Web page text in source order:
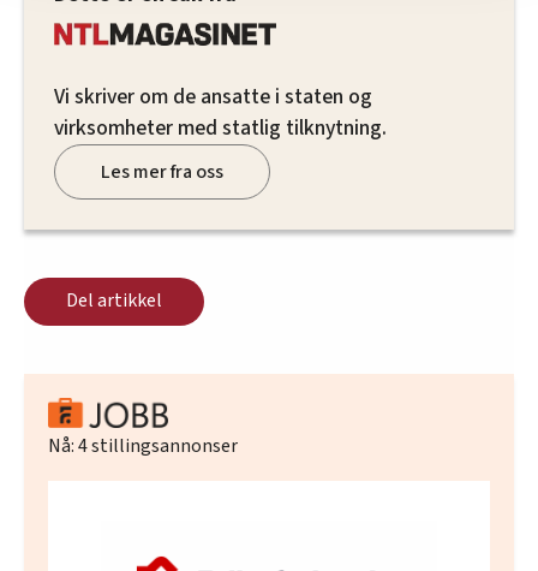
innenfor analyse og annonsering. Disse er angitt i
oversikten lengre ned på denne siden.
Vi skriver om de ansatte i staten og
virksomheter med statlig tilknytning.
Les mer fra oss
Del artikkel
Nå:4stillingsannonser